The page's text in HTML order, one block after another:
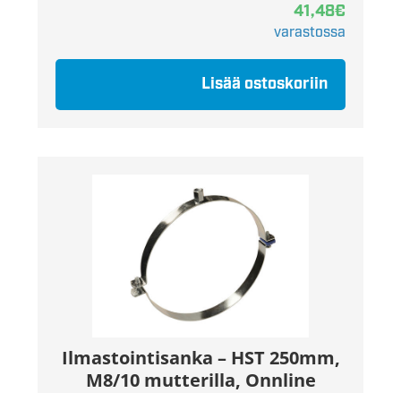
41,48€
varastossa
Lisää ostoskoriin
Ilmastointisanka – HST 250mm,
M8/10 mutterilla, Onnline